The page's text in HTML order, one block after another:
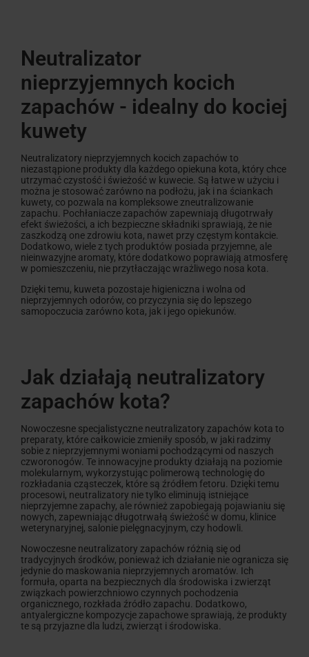
Neutralizator
nieprzyjemnych kocich
zapachów - idealny do kociej
kuwety
Neutralizatory nieprzyjemnych kocich zapachów to
niezastąpione produkty dla każdego opiekuna kota, który chce
utrzymać czystość i świeżość w kuwecie. Są łatwe w użyciu i
można je stosować zarówno na podłożu, jak i na ściankach
kuwety, co pozwala na kompleksowe zneutralizowanie
zapachu. Pochłaniacze zapachów zapewniają długotrwały
efekt świeżości, a ich bezpieczne składniki sprawiają, że nie
zaszkodzą one zdrowiu kota, nawet przy częstym kontakcie.
Dodatkowo, wiele z tych produktów posiada przyjemne, ale
nieinwazyjne aromaty, które dodatkowo poprawiają atmosferę
w pomieszczeniu, nie przytłaczając wrażliwego nosa kota.
Dzięki temu, kuweta pozostaje higieniczna i wolna od
nieprzyjemnych odorów, co przyczynia się do lepszego
samopoczucia zarówno kota, jak i jego opiekunów.
Jak działają neutralizatory
zapachów kota?
Nowoczesne specjalistyczne neutralizatory zapachów kota to
preparaty, które całkowicie zmieniły sposób, w jaki radzimy
sobie z nieprzyjemnymi woniami pochodzącymi od naszych
czworonogów. Te innowacyjne produkty działają na poziomie
molekularnym, wykorzystując polimerową technologię do
rozkładania cząsteczek, które są źródłem fetoru. Dzięki temu
procesowi, neutralizatory nie tylko eliminują istniejące
nieprzyjemne zapachy, ale również zapobiegają pojawianiu się
nowych, zapewniając długotrwałą świeżość w domu, klinice
weterynaryjnej, salonie pielęgnacyjnym, czy hodowli.
Nowoczesne neutralizatory zapachów różnią się od
tradycyjnych środków, ponieważ ich działanie nie ogranicza się
jedynie do maskowania nieprzyjemnych aromatów. Ich
formuła, oparta na bezpiecznych dla środowiska i zwierząt
związkach powierzchniowo czynnych pochodzenia
organicznego, rozkłada źródło zapachu. Dodatkowo,
antyalergiczne kompozycje zapachowe sprawiają, że produkty
te są przyjazne dla ludzi, zwierząt i środowiska.